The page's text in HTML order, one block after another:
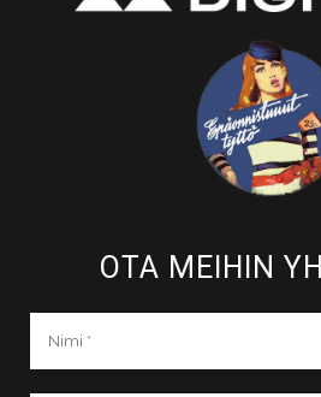
OTA MEIHIN